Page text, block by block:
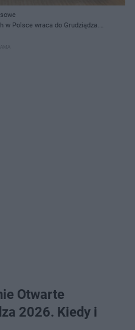
w Polsce wraca do Grudziądza.
Otwarte
2026. Kiedy i